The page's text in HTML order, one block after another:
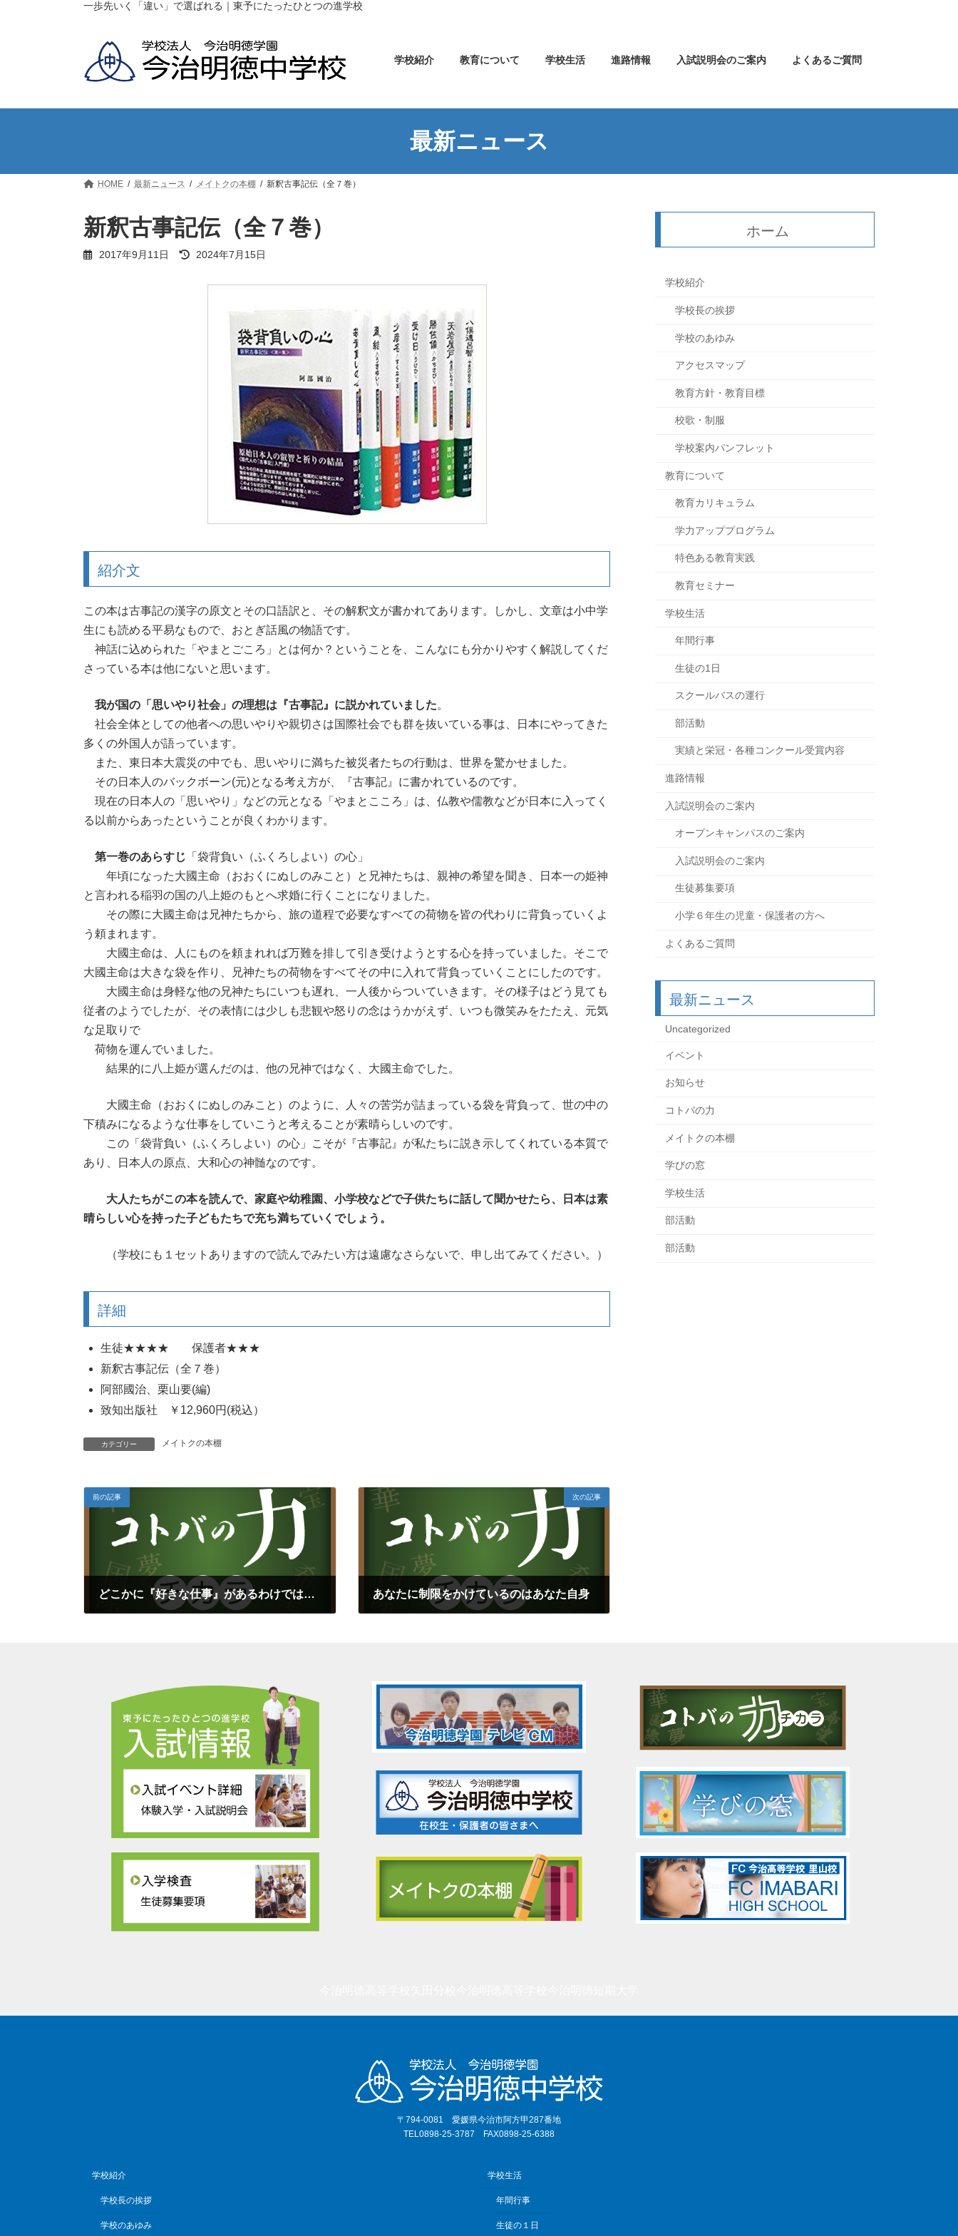
キ
に
一歩先いく「違い」で選ばれる｜東予にたったひとつの進学校
学校紹介 教育について 学校生活 進路情報 入試説明会のご案内 よくあるご質問
最新ニュース
HOME 最新ニュース メイトクの本棚 新釈古事記伝（全７巻）
新釈古事記伝（全７巻）
2017年9月11日
最
2024年7月15日
紹介文
この本は古事記の漢字の原文とその口語訳と、その解釈文が書かれてあります。しかし、文章は小中学
生にも読める平易なもので、おとぎ話風の物語です。
神話に込められた「やまとごころ」とは何か？ということを、こんなにも分かりやすく解説してくだ
さっている本は他にないと思います。
我が国の「思いやり社会」の理想は『古事記』に説かれていました。
社会全体としての他者への思いやりや親切さは国際社会でも群を抜いている事は、日本にやってきた
多くの外国人が語っています。
また、東日本大震災の中でも、思いやりに満ちた被災者たちの行動は、世界を驚かせました。
その日本人のバックボーン(元)となる考え方が、『古事記』に書かれているのです。
現在の日本人の「思いやり」などの元となる「やまとこころ」は、仏教や儒教などが日本に入ってく
る以前からあったということが良くわかります。
第一巻のあらすじ 「袋背負い（ふくろしよい）の心」
年頃になった大國主命（おおくにぬしのみこと）と兄神たちは、親神の希望を聞き、日本一の姫神
と言われる稲羽の国の八上姫のもとへ求婚に行くことになりました。
その際に大國主命は兄神たちから、旅の道程で必要なすべての荷物を皆の代わりに背負っていくよ
う頼まれます。
大國主命は、人にものを頼まれれば万難を排して引き受けようとする心を持っていました。そこで
大國主命は大きな袋を作り、兄神たちの荷物をすべてその中に入れて背負っていくことにしたのです。
大國主命は身軽な他の兄神たちにいつも遅れ、一人後からついていきます。その様子はどう見ても
従者のようでしたが、その表情には少しも悲観や怒りの念はうかがえず、いつも微笑みをたたえ、元気
な足取りで
荷物を運んでいました。
結果的に八上姫が選んだのは、他の兄神ではなく、大國主命でした。
大國主命（おおくにぬしのみこと）のように、人々の苦労が詰まっている袋を背負って、世の中の
下積みになるような仕事をしていこうと考えることが素晴らしいのです。
この「袋背負い（ふくろしよい）の心」こそが『古事記』が私たちに説き示してくれている本質で
あり、日本人の原点、大和心の神髄なのです。
大人たちがこの本を読んで、家庭や幼稚園、小学校などで子供たちに話して聞かせたら、日本は素
晴らしい心を持った子どもたちで充ち満ちていくでしょう。
（学校にも１セットありますので読んでみたい方は遠慮なさらないで、申し出てみてください。）
詳細
生徒★★★★ 保護者★★★
新釈古事記伝（全７巻）
阿部國治、栗山要(編)
致知出版社 ￥12,960円(税込）
カテゴリー メイトクの本棚
前の記事
どこかに『好きな仕事』があるわけではない。
次の記事
あなたに制限をかけているのはあなた自身
ホーム
学校紹介
学校長の挨拶
学校のあゆみ
アクセスマップ
教育方針・教育目標
校歌・制服
学校案内パンフレット
教育について
教育カリキュラム
学力アッププログラム
特色ある教育実践
教育セミナー
学校生活
年間行事
生徒の1日
スクールバスの運行
部活動
実績と栄冠・各種コンクール受賞内容
進路情報
入試説明会のご案内
オープンキャンパスのご案内
入試説明会のご案内
生徒募集要項
小学６年生の児童・保護者の方へ
よくあるご質問
最新ニュース
Uncategorized
イベント
お知らせ
コトバの力
メイトクの本棚
学びの窓
学校生活
部活動
部活動
〒794-0081 愛媛県今治市阿方甲287番地
TEL0898-25-3787 FAX0898-25-6388
学校紹介
学校長の挨拶
学校のあゆみ
学校生活
年間行事
生徒の１日